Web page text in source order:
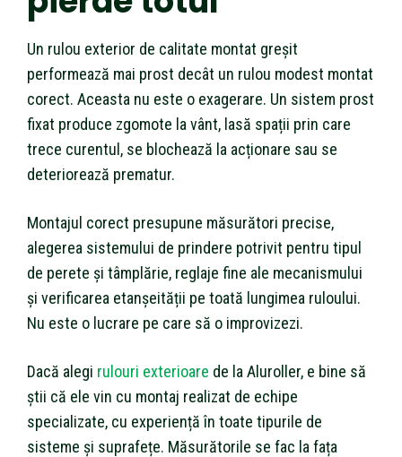
Un rulou exterior de calitate montat greșit
performează mai prost decât un rulou modest montat
corect. Aceasta nu este o exagerare. Un sistem prost
fixat produce zgomote la vânt, lasă spații prin care
trece curentul, se blochează la acționare sau se
deteriorează prematur.
Montajul corect presupune măsurători precise,
alegerea sistemului de prindere potrivit pentru tipul
de perete și tâmplărie, reglaje fine ale mecanismului
și verificarea etanșeității pe toată lungimea ruloului.
Nu este o lucrare pe care să o improvizezi.
Dacă alegi rulouri exterioare de la Aluroller, e bine să
știi că ele vin cu montaj realizat de echipe
specializate, cu experiență în toate tipurile de
sisteme și suprafețe. Măsurătorile se fac la fața